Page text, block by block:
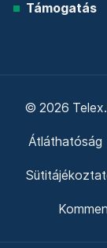
Támogatás
© 2026
Átláthatóság